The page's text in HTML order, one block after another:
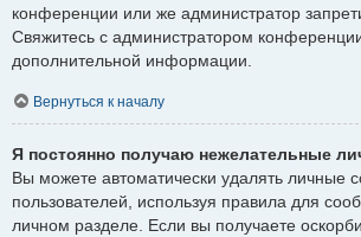
конференции или же администратор
Свяжитесь с администратором
дополнительной информации.
Вернуться к началу
Я постоянно получаю нежелательные
Вы можете автоматически удалять личные
пользователей, используя правила для
личном разделе. Если вы получаете